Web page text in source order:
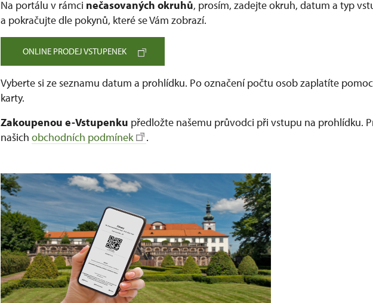
Na portálu v rámci nečasovaných okruhů, prosím, zadejte okruh, datum a typ
a pokračujte dle pokynů, které se Vám zobrazí.
ONLINE PRODEJ VSTUPENEK
Vyberte si ze seznamu datum a prohlídku. Po označení počtu osob zaplatíte
karty.
Zakoupenou e-Vstupenku předložte našemu průvodci při vstupu na prohlídku.
našich obchodních podmínek .